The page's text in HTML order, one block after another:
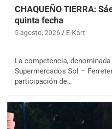
CHAQUEÑO TIERRA:
quinta fecha
5 agosto, 2026 E-Kart
La competencia, denominada
Supermercados Sol –
participación de…